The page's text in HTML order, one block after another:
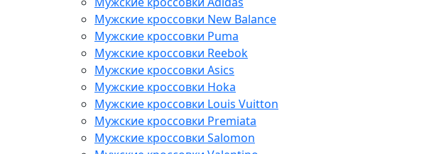
Мужские кроссовки New Balance
Мужские кроссовки Puma
Мужские кроссовки Reebok
Мужские кроссовки Asics
Мужские кроссовки Hoka
Мужские кроссовки Louis Vuitton
Мужские кроссовки Premiata
Мужские кроссовки Salomon